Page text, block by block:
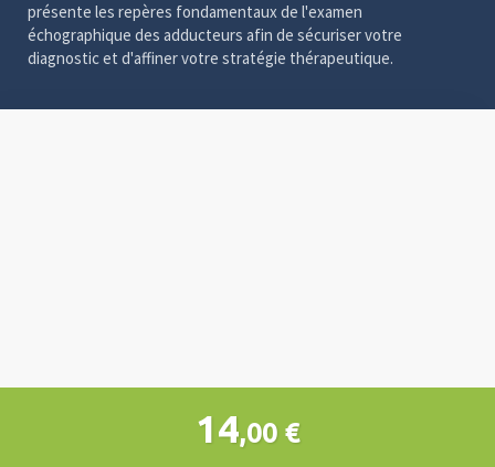
présente les repères fondamentaux de l'examen
échographique des adducteurs afin de sécuriser votre
diagnostic et d'affiner votre stratégie thérapeutique.
14,00 €